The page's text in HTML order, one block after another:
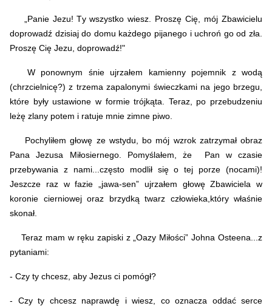
„Panie Jezu! Ty wszystko wiesz. Proszę Cię, mój Zbawicielu
doprowadź dzisiaj do domu każdego pijanego i uchroń go od zła.
Proszę Cię Jezu, doprowadź!"
W ponownym śnie ujrzałem kamienny pojemnik z wodą
(chrzcielnicę?) z trzema zapalonymi świeczkami na jego brzegu,
które były ustawione w formie trójkąta. Teraz, po przebudzeniu
leżę zlany potem i ratuje mnie zimne piwo.
Pochyliłem głowę ze wstydu, bo mój wzrok zatrzymał obraz
Pana Jezusa Miłosiernego.
Pomyślałem, że Pan w czasie
przebywania z nami...często modlił się o tej porze (nocami)!
Jeszcze raz w fazie „jawa-sen” ujrzałem głowę Zbawiciela w
koronie cierniowej oraz brzydką twarz człowieka,który właśnie
skonał.
Teraz mam w ręku zapiski z „Oazy Miłości” Johna Osteena...z
pytaniami:
- Czy ty chcesz, aby Jezus ci pomógł?
- Czy ty chcesz naprawdę i wiesz, co oznacza oddać serce